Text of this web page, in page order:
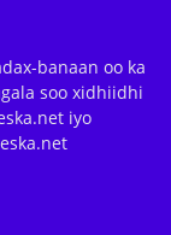
banaan oo ka
soo xidhiidhi
iyo